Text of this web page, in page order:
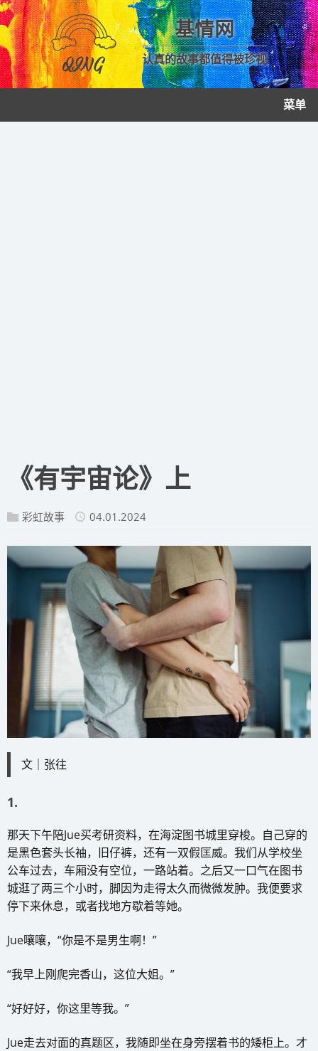
基情网
认真的故事都值得被珍视
菜单
​《有宇宙论》上
彩虹故事 04.01.2024
文｜张往
1.
那天下午陪Jue买考研资料，在海淀图书城里穿梭。自己穿的
是黑色套头长袖，旧仔裤，还有一双假匡威。我们从学校坐
公车过去，车厢没有空位，一路站着。之后又一口气在图书
城逛了两三个小时，脚因为走得太久而微微发肿。我便要求
停下来休息，或者找地方歇着等她。
Jue嚷嚷，“你是不是男生啊！”
“我早上刚爬完香山，这位大姐。”
“好好好，你这里等我。”
Jue走去对面的真题区，我随即坐在身旁摆着书的矮柜上。才